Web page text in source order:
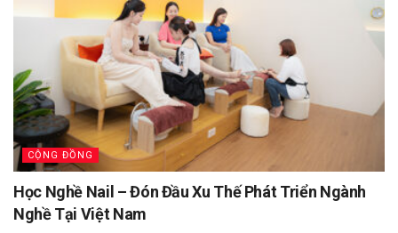
CỘNG ĐỒNG
Học Nghề Nail – Đón Đầu Xu Thế Phát Triển Ngành
Nghề Tại Việt Nam